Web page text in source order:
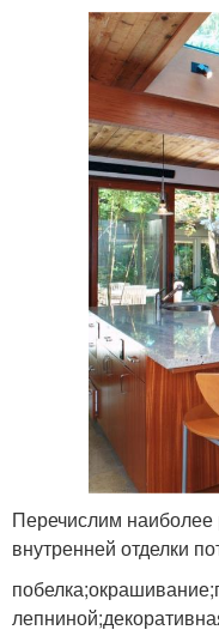
Перечислим
внутренней отделки